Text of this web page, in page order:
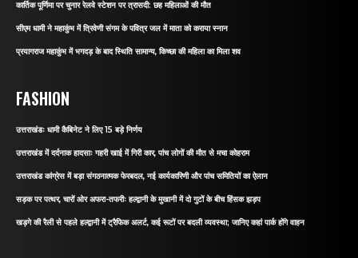
कार्तिक पूर्णिमा पर चुनार रेलवे स्टेशन पर त्रासदी: छह महिलाओं की मौत
सीएम धामी ने महाकुंभ में त्रिवेणी संगम के पवित्र जल में माता को कराया स्नान
प्रयागराज महाकुंभ में भगदड़ के बाद स्थिति सामान्य, किच्छा की महिला का मिला शव
FASHION
उत्तराखंडः धामी कैबिनेट ने लिए 15 बड़े निर्णय
उत्तराखंड में दर्दनाक हादसाः गहरी खाई में गिरी कार, पांच लोगों की मौत से मचा कोहराम
उत्तराखंड कांग्रेस में बड़ा संगठनात्मक फेरबदल, नई कार्यकारिणी और पांच समितियों का ऐलान
सड़क पर पत्थर, चारों ओर अफरा-तफरीः हल्द्वानी के मुखानी में दो गुटों के बीच हिंसक झड़प
खड़गे की रैली से पहले हल्द्वानी में ट्रैफिक अलर्ट, कई रूटों पर बदली व्यवस्था; जानिए कहां पार्क होंगे वाहन